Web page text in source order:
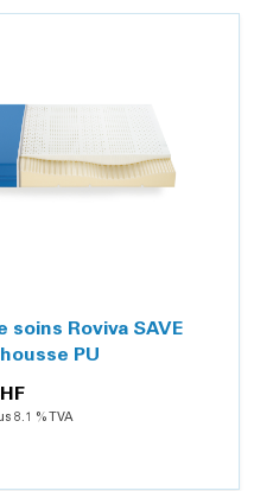
soins Roviva SAVE
PU
8.1 % TVA